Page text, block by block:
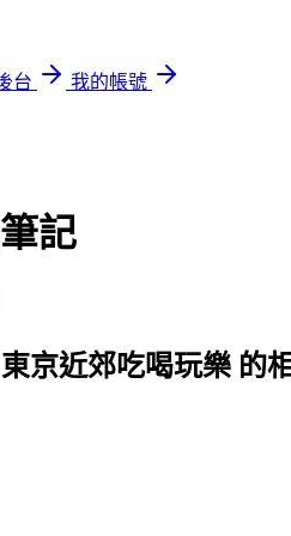
台
我的帳號
記
東京近郊吃喝玩樂 的